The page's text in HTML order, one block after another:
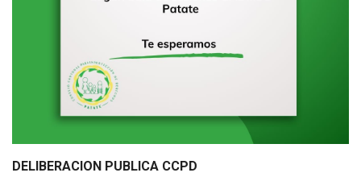
DELIBERACION PUBLICA CCPD